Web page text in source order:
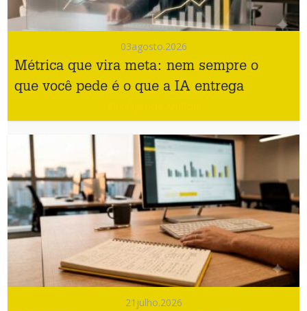
03agosto.2026
Métrica que vira meta: nem sempre o
que você pede é o que a IA entrega
21 julho.2026